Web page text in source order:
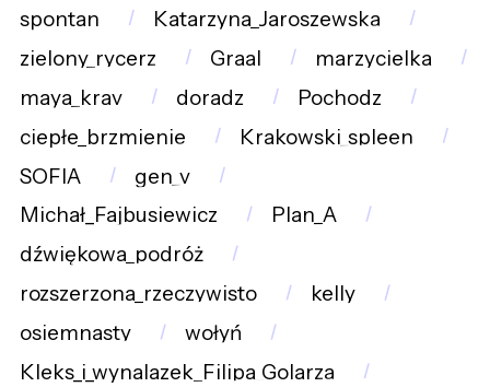
spontan
Katarzyna_Jaroszewska
zielony_rycerz
Graal
marzycielka
maya_krav
doradz
Pochodz
ciepłe_brzmienie
Krakowski_spleen
SOFIA
gen_v
Michał_Fajbusiewicz
Plan_A
dźwiękowa_podróż
rozszerzona_rzeczywisto
kelly
osiemnasty
wołyń
Kleks_i_wynalazek_Filipa_Golarza